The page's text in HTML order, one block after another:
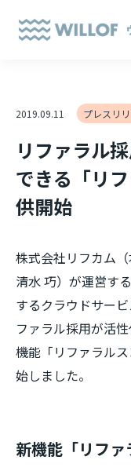
2019.09.11 プレスリ
リファラル
できる「リ
供開始
株式会社リフカム
清水 巧）が運営す
するクラウドサー
ファラル採用が活
機能「リファラル
始しました。
新機能「リフ